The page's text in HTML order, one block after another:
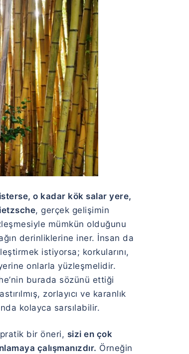
o kadar kök salar yere,
, gerçek gelişimin
mümkün olduğunu
derinliklerine iner. İnsan da
istiyorsa; korkularını,
yerine onlarla yüzleşmelidir.
burada sözünü ettiği
zorlayıcı ve karanlık
kolayca sarsılabilir.
bir öneri, sizi en çok
çalışmanızdır. Örneğin